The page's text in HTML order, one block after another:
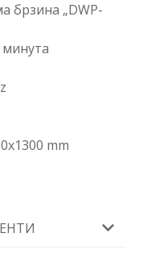
брзина „DWP-
mm